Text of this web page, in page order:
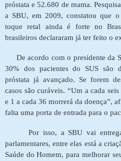
próstata e 52.680 de mama.
a SBU, em 2009, constatou que
toque retal ainda é forte no
brasileiros declararam já ter feito o
De acordo com o presidente da
30% dos pacientes do SUS são
próstata já avançado. Se forem
casos são curáveis. “Um a cada
e 1 a cada 36 morrerá da doença”,
falta uma porta de entrada para o
Por isso, a SBU vai entregar
parlamentares, entre elas está a
Saúde do Homem, para melhorar